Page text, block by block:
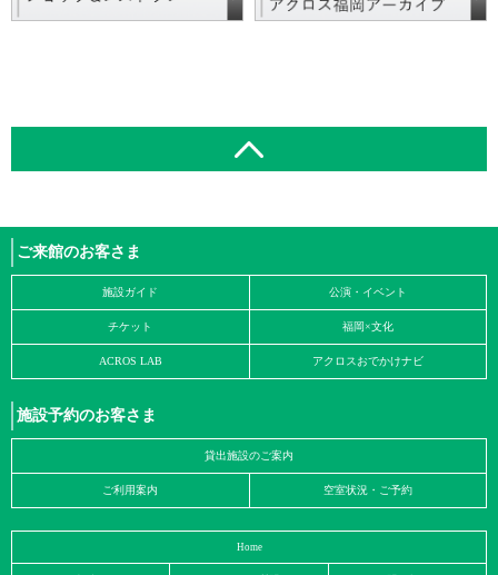
ご来館のお客さま
施設ガイド 公演・イベント
チケット 福岡×文化
ACROS LAB アクロスおでかけナビ
施設予約のお客さま
貸出施設のご案内
ご利用案内 空室状況・ご予約
Home